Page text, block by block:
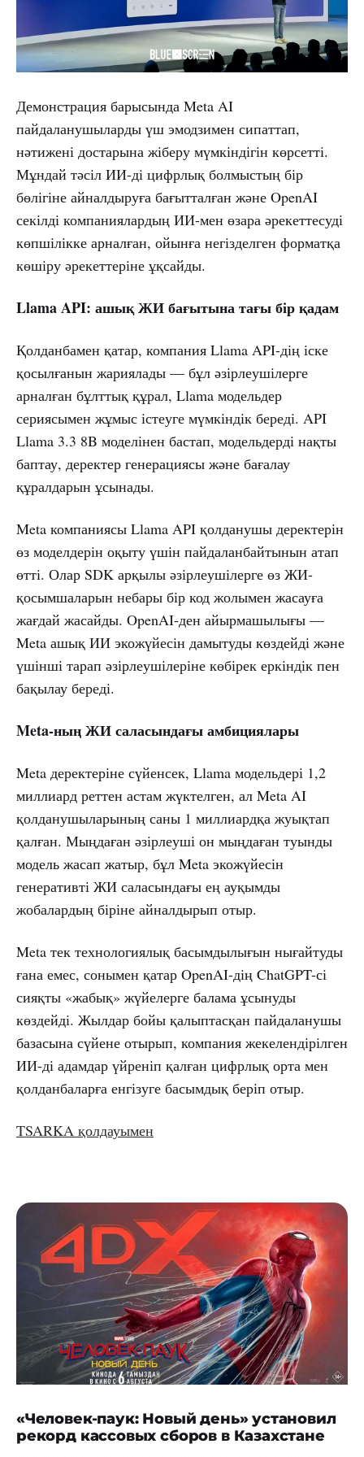
Демонстрация барысында Meta AI
пайдаланушыларды үш эмодзимен сипаттап,
нәтижені достарына жіберу мүмкіндігін көрсетті.
Мұндай тәсіл ИИ-ді цифрлық болмыстың бір
бөлігіне айналдыруға бағытталған және OpenAI
секілді компаниялардың ИИ-мен өзара әрекеттесуді
көпшілікке арналған, ойынға негізделген форматқа
көшіру әрекеттеріне ұқсайды.
Llama API: ашық ЖИ бағытына тағы бір қадам
Қолданбамен қатар, компания Llama API-дің іске
қосылғанын жариялады — бұл әзірлеушілерге
арналған бұлттық құрал, Llama модельдер
сериясымен жұмыс істеуге мүмкіндік береді. API
Llama 3.3 8B моделінен бастап, модельдерді нақты
баптау, деректер генерациясы және бағалау
құралдарын ұсынады.
Meta компаниясы Llama API қолданушы деректерін
өз моделдерін оқыту үшін пайдаланбайтынын атап
өтті. Олар SDK арқылы әзірлеушілерге өз ЖИ-
қосымшаларын небары бір код жолымен жасауға
жағдай жасайды. OpenAI-ден айырмашылығы —
Meta ашық ИИ экожүйесін дамытуды көздейді және
үшінші тарап әзірлеушілеріне көбірек еркіндік пен
бақылау береді.
Meta-ның ЖИ саласындағы амбициялары
Meta деректеріне сүйенсек, Llama модельдері 1,2
миллиард реттен астам жүктелген, ал Meta AI
қолданушыларының саны 1 миллиардқа жуықтап
қалған. Мыңдаған әзірлеуші он мыңдаған туынды
модель жасап жатыр, бұл Meta экожүйесін
генеративті ЖИ саласындағы ең ауқымды
жобалардың біріне айналдырып отыр.
Meta тек технологиялық басымдылығын нығайтуды
ғана емес, сонымен қатар OpenAI-дің ChatGPT-сі
сияқты «жабық» жүйелерге балама ұсынуды
көздейді. Жылдар бойы қалыптасқан пайдаланушы
базасына сүйене отырып, компания жекелендірілген
ИИ-ді адамдар үйреніп қалған цифрлық орта мен
қолданбаларға енгізуге басымдық беріп отыр.
TSARKA қолдауымен
«Человек-паук: Новый день» установил
рекорд кассовых сборов в Казахстане